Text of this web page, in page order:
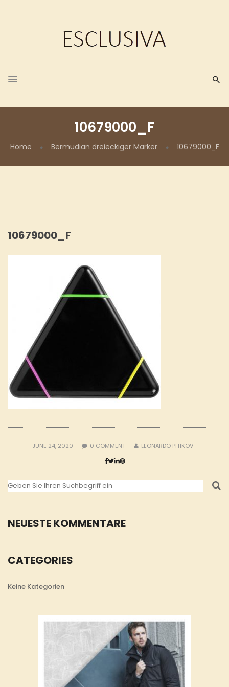
10679000_F
Home Bermudian dreieckiger Marker 10679000_F
NEUESTE KOMMENTARE
CATEGORIES
Keine Kategorien
10679000_F
JUNE 24, 2020 0 COMMENT LEONARDO PITIKOV